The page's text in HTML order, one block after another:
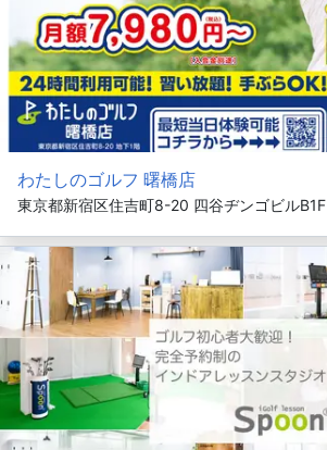
わたしのゴルフ 曙橋店
東京都新宿区住吉町8-20 四谷ヂンゴビルB1F